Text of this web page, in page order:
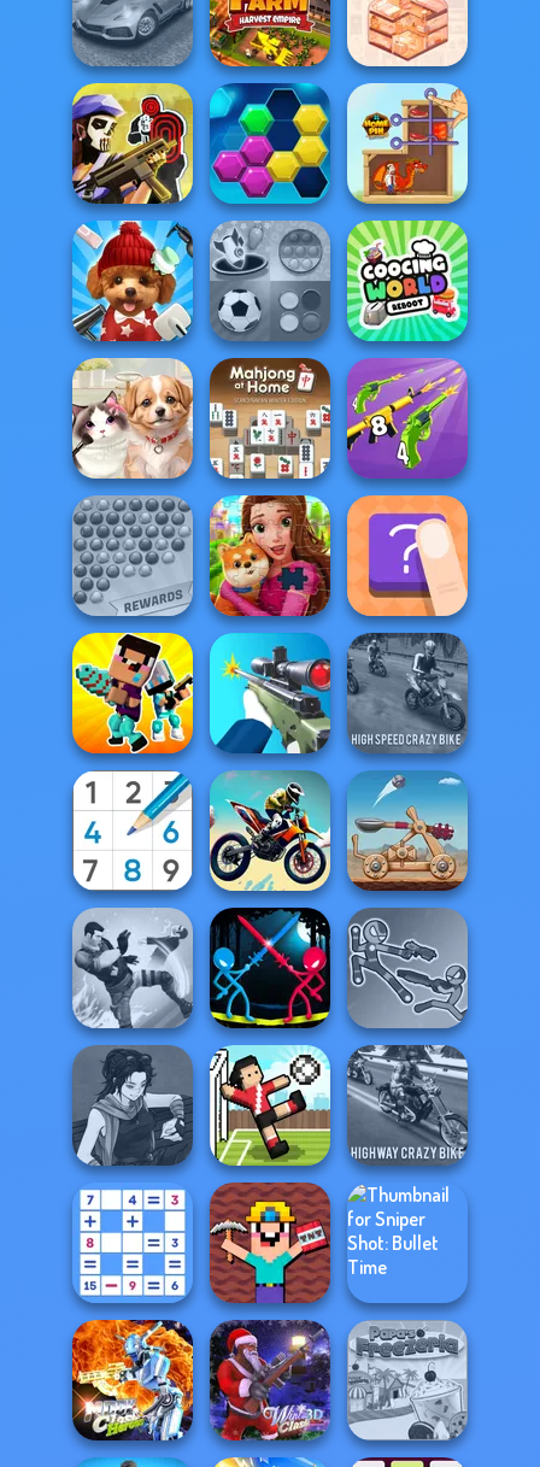
Stickman The
Flash
City Bike Racing
Champion
The Cargo
Madness Driver
Vertigo City
Idle Farm
Home Design:
Small House
Tom Clancy's
Shootout
Puzzle Fever Home Pin 1
Pet Salon 2
Mind Games for
2-3-4 Player
Cooking World
Reborn
Pet Salon
Mahjong At
Home -
Scandinavian...
Merge 2048 Gun
Rush
Bubble Shooter
Extreme
Royal Jigsaw The Shape
Noob vs Pro
Challenge
Sniper Shooter 2
High Speed Crazy
Bike
Sudoku Royal Bike Jump Clash of Stone
Gang Brawlers
Stick Duel:
Medieval Wars
Stick Duel: Battle
Hero
Manga Creator
Star Wars: Page...
Soccer Random
Highway Crazy
Mathematical
Crossword
Noob Miner:
Escape From
Prison
Sniper Shot:
Bullet Time